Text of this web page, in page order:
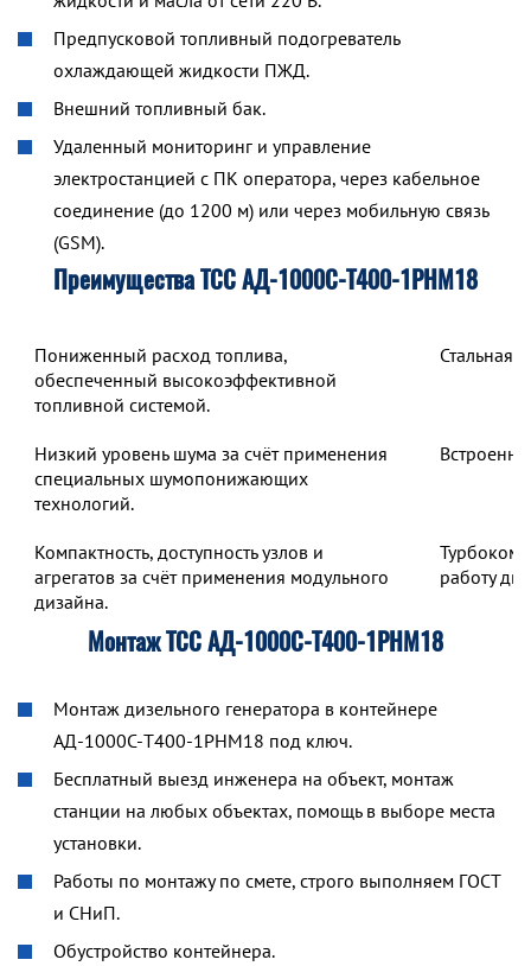
Предпусковой топливный подогреватель
охлаждающей жидкости ПЖД.
Внешний топливный бак.
Удаленный мониторинг и управление
электростанцией с ПК оператора, через кабельное
соединение (до 1200 м) или через мобильную связь
(GSM).
Преимущества ТСС АД-1000C-Т400-1РНМ18
Пониженный расход топлива,
обеспеченный высокоэффективной
топливной системой.
Стальная
Низкий уровень шума за счёт применения
специальных шумопонижающих
технологий.
Компактность, доступность узлов и
агрегатов за счёт применения модульного
дизайна.
работу
Монтаж ТСС АД-1000C-Т400-1РНМ18
Монтаж дизельного генератора в контейнере
АД-1000C-Т400-1РНМ18 под ключ.
Бесплатный выезд инженера на объект, монтаж
станции на любых объектах, помощь в выборе места
установки.
Работы по монтажу по смете, строго выполняем ГОСТ
и СНиП.
Обустройство контейнера.